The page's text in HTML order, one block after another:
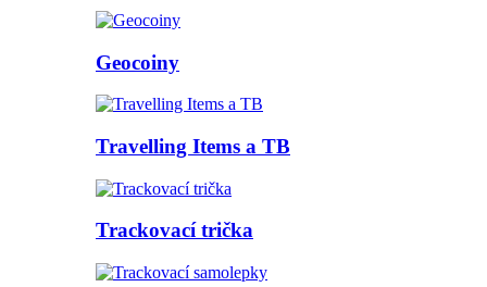
Geocoiny
Travelling Items a TB
Trackovací trička